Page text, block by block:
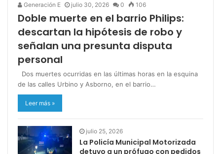
Generación E julio 30, 2026 0 106
Doble muerte en el barrio Philips:
descartan la hipótesis de robo y
señalan una presunta disputa
personal
Dos muertes ocurridas en las últimas horas en la esquina
de las calles Urbino y Asborno, en el barrio…
Leer más »
julio 25, 2026
La Policía Municipal Motorizada
detuvo a un prófugo con pedidos